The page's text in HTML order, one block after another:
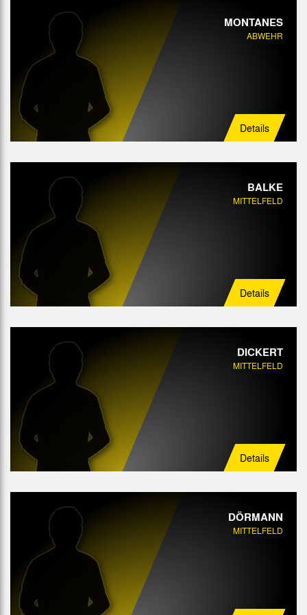
MONTANES
ABWEHR
Details
BALKE
MITTELFELD
Details
DICKERT
MITTELFELD
Details
DÖRMANN
MITTELFELD